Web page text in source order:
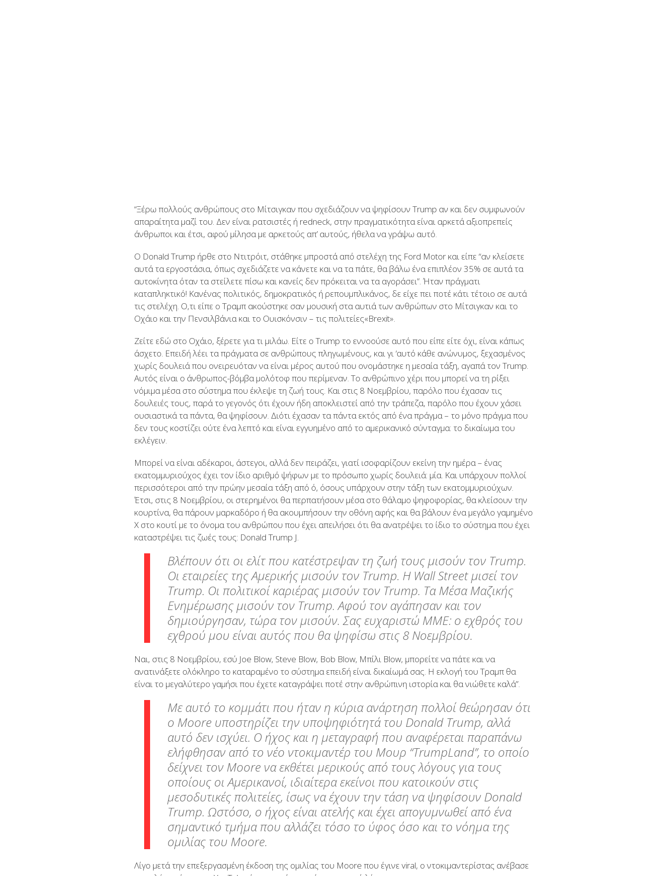
“Ξέρω πολλούς ανθρώπους στο Μίτσιγκαν που σχεδιάζουν να ψηφίσουν Trump αν και δεν συμφωνούν
απαραίτητα μαζί του. Δεν είναι ρατσιστές ή redneck, στην πραγματικότητα είναι αρκετά αξιοπρεπείς
άνθρωποι και έτσι, αφού μίλησα με αρκετούς απ’ αυτούς, ήθελα να γράψω αυτό.
Ο Donald Trump ήρθε στο Ντιτρόιτ, στάθηκε μπροστά από στελέχη της Ford Motor και είπε “αν κλείσετε
αυτά τα εργοστάσια, όπως σχεδιάζετε να κάνετε και να τα πάτε, θα βάλω ένα επιπλέον 35% σε αυτά τα
αυτοκίνητα όταν τα στείλετε πίσω και κανείς δεν πρόκειται να τα αγοράσει”. Ήταν πράγματι
καταπληκτικό! Κανένας πολιτικός, δημοκρατικός ή ρεπουμπλικάνος, δε είχε πει ποτέ κάτι τέτοιο σε αυτά
τις στελέχη. Ο,τι είπε ο Τραμπ ακούστηκε σαν μουσική στα αυτιά των ανθρώπων στο Μίτσιγκαν και το
Οχάιο και την Πενσιλβάνια και το Ουισκόνσιν – τις πολιτείες«Brexit».
Ζείτε εδώ στο Οχάιο, ξέρετε για τι μιλάω. Είτε ο Trump το εννοούσε αυτό που είπε είτε όχι, είναι κάπως
άσχετο. Επειδή λέει τα πράγματα σε ανθρώπους πληγωμένους, και γι ‘αυτό κάθε ανώνυμος, ξεχασμένος
χωρίς δουλειά που ονειρευόταν να είναι μέρος αυτού που ονομάστηκε η μεσαία τάξη, αγαπά τον Trump.
Αυτός είναι ο άνθρωπος-βόμβα μολότοφ που περίμεναν. Το ανθρώπινο χέρι που μπορεί να τη ρίξει
νόμιμα μέσα στο σύστημα που έκλεψε τη ζωή τους. Και στις 8 Νοεμβρίου, παρόλο που έχασαν τις
δουλειές τους, παρά το γεγονός ότι έχουν ήδη αποκλειστεί από την τράπεζα, παρόλο που έχουν χάσει
ουσιαστικά τα πάντα, θα ψηφίσουν. Διότι έχασαν τα πάντα εκτός από ένα πράγμα – το μόνο πράγμα που
δεν τους κοστίζει ούτε ένα λεπτό και είναι εγγυημένο από το αμερικανικό σύνταγμα: το δικαίωμα του
εκλέγειν.
Μπορεί να είναι αδέκαροι, άστεγοι, αλλά δεν πειράζει, γιατί ισοφαρίζουν εκείνη την ημέρα – ένας
εκατομμυριούχος έχει τον ίδιο αριθμό ψήφων με το πρόσωπο χωρίς δουλειά: μία. Και υπάρχουν πολλοί
περισσότεροι από την πρώην μεσαία τάξη από ό, όσους υπάρχουν στην τάξη των εκατομμυριούχων.
Έτσι, στις 8 Νοεμβρίου, οι στερημένοι θα περπατήσουν μέσα στο θάλαμο ψηφοφορίας, θα κλείσουν την
κουρτίνα, θα πάρουν μαρκαδόρο ή θα ακουμπήσουν την οθόνη αφής και θα βάλουν ένα μεγάλο γαμημένο
Χ στο κουτί με το όνομα του ανθρώπου που έχει απειλήσει ότι θα ανατρέψει το ίδιο το σύστημα που έχει
καταστρέψει τις ζωές τους: Donald Trump J.
Βλέπουν ότι οι ελίτ που κατέστρεψαν τη ζωή τους μισούν τον Trump.
Οι εταιρείες της Αμερικής μισούν τον Trump. Η Wall Street μισεί τον
Trump. Οι πολιτικοί καριέρας μισούν τον Trump. Τα Μέσα Μαζικής
Ενημέρωσης μισούν τον Trump. Αφού τον αγάπησαν και τον
δημιούργησαν, τώρα τον μισούν. Σας ευχαριστώ ΜΜΕ: ο εχθρός του
εχθρού μου είναι αυτός που θα ψηφίσω στις 8 Νοεμβρίου.
Ναι, στις 8 Νοεμβρίου, εσύ Joe Blow, Steve Blow, Bob Blow, Μπίλι Blow, μπορείτε να πάτε και να
ανατινάξετε ολόκληρο το καταραμένο το σύστημα επειδή είναι δικαίωμά σας. Η εκλογή του Τραμπ θα
είναι το μεγαλύτερο γαμήσι που έχετε καταγράψει ποτέ στην ανθρώπινη ιστορία και θα νιώθετε καλά”.
Με αυτό το κομμάτι που ήταν η κύρια ανάρτηση πολλοί θεώρησαν ότι
ο Moore υποστηρίζει την υποψηφιότητά του Donald Trump, αλλά
αυτό δεν ισχύει. Ο ήχος και η μεταγραφή που αναφέρεται παραπάνω
ελήφθησαν από το νέο ντοκιμαντέρ του Μουρ “TrumpLand”, το οποίο
δείχνει τον Moore να εκθέτει μερικούς από τους λόγους για τους
οποίους οι Αμερικανοί, ιδιαίτερα εκείνοι που κατοικούν στις
μεσοδυτικές πολιτείες, ίσως να έχουν την τάση να ψηφίσουν Donald
Trump. Ωστόσο, ο ήχος είναι ατελής και έχει απογυμνωθεί από ένα
σημαντικό τμήμα που αλλάζει τόσο το ύφος όσο και το νόημα της
ομιλίας του Moore.
Λίγο μετά την επεξεργασμένη έκδοση της ομιλίας του Moore που έγινε viral, ο ντοκιμαντερίστας ανέβασε